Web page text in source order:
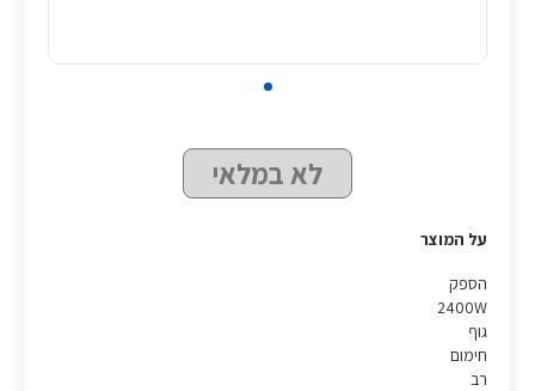
לא במלאי
על המוצר
הספק
2400W
גוף
חימום
רב